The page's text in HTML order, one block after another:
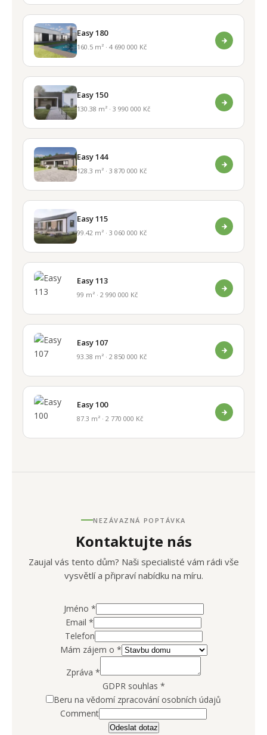
Easy 180
160.5 m² · 4 690 000 Kč
Easy 150
130.38 m² · 3 990 000 Kč
Easy 144
128.3 m² · 3 870 000 Kč
Easy 115
99.42 m² · 3 060 000 Kč
Easy 113
99 m² · 2 990 000 Kč
Easy 107
93.38 m² · 2 850 000 Kč
Easy 100
87.3 m² · 2 770 000 Kč
NEZÁVAZNÁ POPTÁVKA
Kontaktujte nás
Zaujal vás tento dům? Naši specialisté vám rádi vše
vysvětlí a připraví nabídku na míru.
Jméno *
Email *
Telefon
Mám zájem o *
Zpráva *
GDPR souhlas *
Beru na vědomí zpracování osobních údajů
Comment
Odeslat dotaz